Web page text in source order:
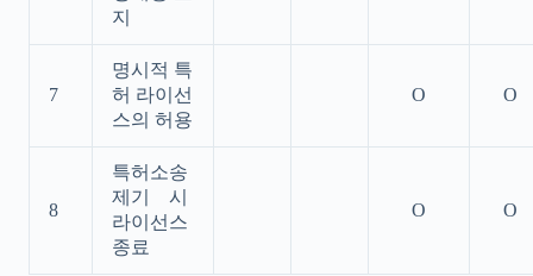
지
7
명시적 특
허 라이선
스의 허용
O O
8
특허소송
제기 시
라이선스
종료
O O